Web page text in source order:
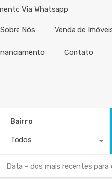
Via Whatsapp
Sobre Nós Venda de
Contato
-
Bairro
Todos
Data - dos mais recentes para